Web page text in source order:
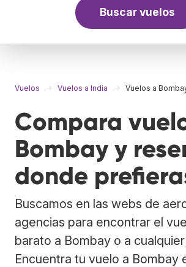
Buscar vuelos
Vuelos Vuelos a India Vuelos a
Compara
Bombay y
donde
Buscamos en las webs de
agencias para encontrar el
barato a Bombay o a
Encuentra tu vuelo a Bombay